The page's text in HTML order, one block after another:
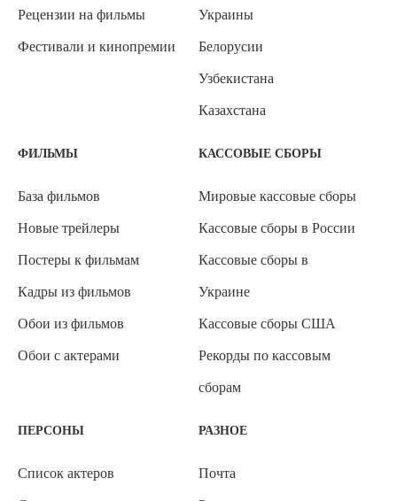
Рецензии на фильмы
Фестивали и кинопремии
Украины
Белорусии
Узбекистана
Казахстана
ФИЛЬМЫ
База фильмов
Новые трейлеры
Постеры к фильмам
Кадры из фильмов
Обои из фильмов
Обои с актерами
КАССОВЫЕ СБОРЫ
Мировые кассовые сборы
Кассовые сборы в России
Кассовые сборы в
Украине
Кассовые сборы США
Рекорды по кассовым
сборам
ПЕРСОНЫ
Список актеров
РАЗНОЕ
Почта